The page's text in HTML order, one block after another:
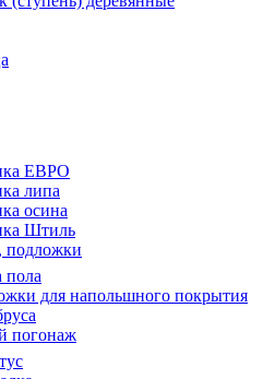
ЕВРО
липа
осина
Штиль
подложки
пола
для напольшного покрытия
погонаж